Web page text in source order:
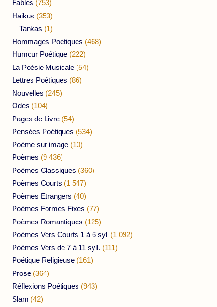
Fables (753)
Haikus (353)
Tankas (1)
Hommages Poétiques (468)
Humour Poétique (222)
La Poésie Musicale (54)
Lettres Poétiques (86)
Nouvelles (245)
Odes (104)
Pages de Livre (54)
Pensées Poétiques (534)
Poème sur image (10)
Poèmes (9 436)
Poèmes Classiques (360)
Poèmes Courts (1 547)
Poèmes Etrangers (40)
Poèmes Formes Fixes (77)
Poèmes Romantiques (125)
Poèmes Vers Courts 1 à 6 syll (1 092)
Poèmes Vers de 7 à 11 syll. (111)
Poétique Religieuse (161)
Prose (364)
Réflexions Poétiques (943)
Slam (42)